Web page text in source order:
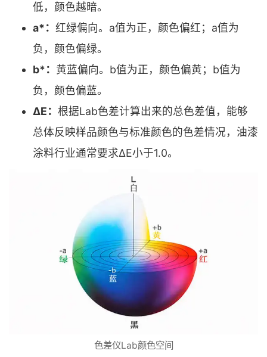
低，颜色越暗。
a*： 红绿偏向。a值为正，颜色偏红；a值为
负，颜色偏绿。
b*： 黄蓝偏向。b值为正，颜色偏黄；b值为
负，颜色偏蓝。
ΔE： 根据Lab色差计算出来的总色差值，能够
总体反映样品颜色与标准颜色的色差情况，油漆
涂料行业通常要求ΔE小于1.0。
色差仪Lab颜色空间